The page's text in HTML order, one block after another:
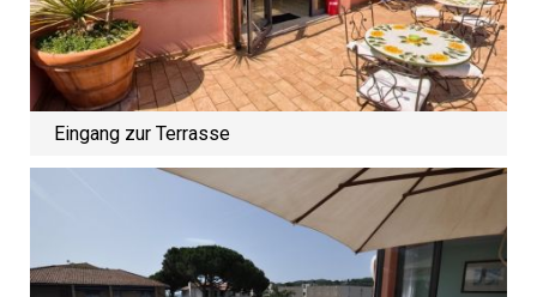
Eingang zur Terrasse